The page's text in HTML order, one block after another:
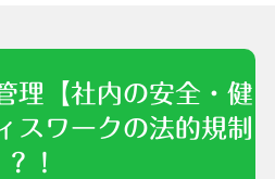
理【社内の安全・健
スワークの法的規制
？！